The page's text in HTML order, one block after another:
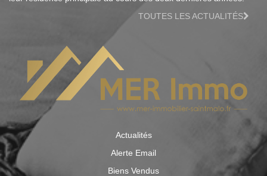
TOUTES LES ACTUALITÉS
Actualités
Alerte Email
Biens Vendus